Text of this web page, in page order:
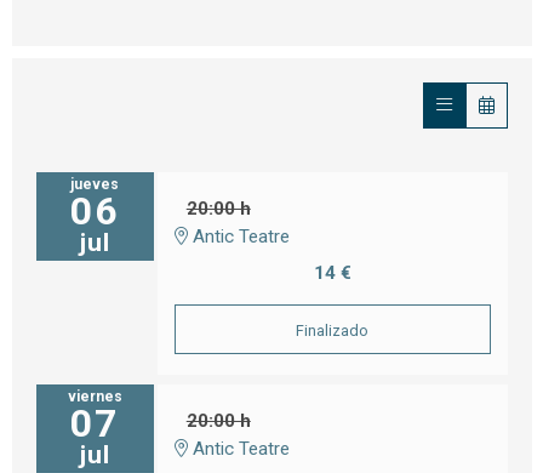
jueves
06
jul
20:00 h
Antic Teatre
14 €
Finalizado
viernes
07
jul
20:00 h
Antic Teatre